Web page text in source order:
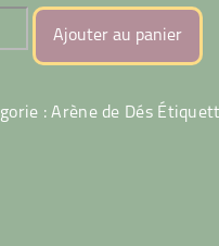
Ajouter au panier
:Arène de Dés